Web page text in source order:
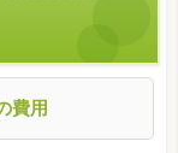
費用